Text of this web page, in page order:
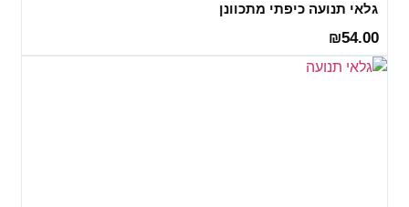
גלאי תנועה כיפתי מתכוונן
₪54.00